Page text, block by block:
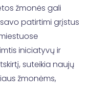
žmonės gali
patirtimi grįstus
iniciatyvų ir
suteikia naujų
žmonėms,